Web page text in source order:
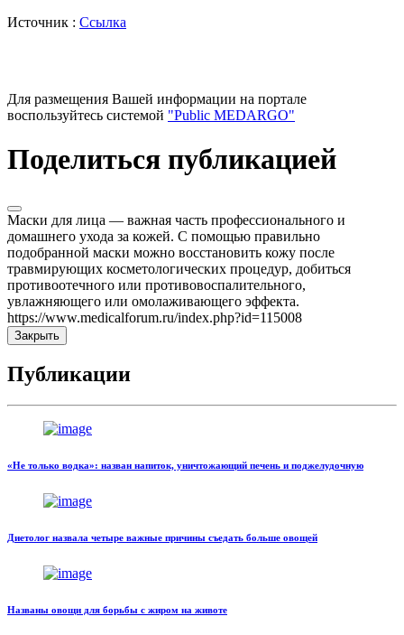
Источник : Ссылка
Для размещения Вашей информации на портале
воспользуйтесь системой "Public MEDARGO"
Поделиться публикацией
Маски для лица — важная часть профессионального и
домашнего ухода за кожей. С помощью правильно
подобранной маски можно восстановить кожу после
травмирующих косметологических процедур, добиться
противоотечного или противовоспалительного,
увлажняющего или омолаживающего эффекта.
https://www.medicalforum.ru/index.php?id=115008
Закрыть
Публикации
«Не только водка»: назван напиток, уничтожающий печень и поджелудочную
Диетолог назвала четыре важные причины съедать больше овощей
Названы овощи для борьбы с жиром на животе